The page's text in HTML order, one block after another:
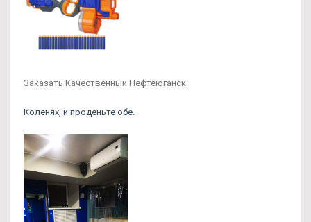
Заказать Качественный Нефтеюганск
Коленях, и проденьте обе.